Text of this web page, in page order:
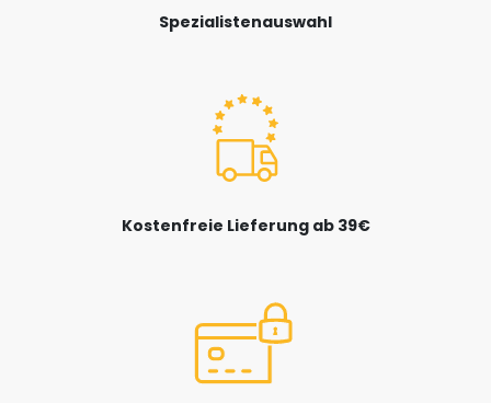
Spezialistenauswahl
Kostenfreie Lieferung ab 39€